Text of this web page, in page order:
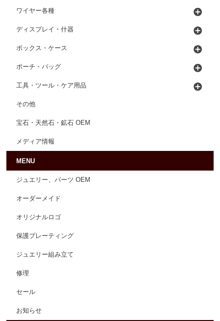
ワイヤー各種
ディスプレイ・什器
ボックス・ケース
ポーチ・バッグ
工具・ツール・ケア用品
その他
宝石・天然石・鉱石 OEM
メディア情報
MENU
ジュエリー、パーツ OEM
オーダーメイド
オリジナルロゴ
保護プレーティング
ジュエリー組み立て
修理
セール
お知らせ